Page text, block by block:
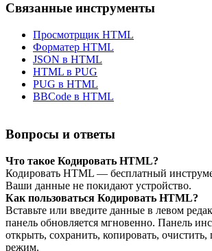
Связанные инструменты
Просмотрщик HTML
Форматер HTML
JSON в HTML
HTML в PUG
PUG в HTML
BBCode в HTML
Вопросы и ответы
Что такое Кодировать HTML?
Кодировать HTML — бесплатный
Ваши данные не покидают устройство.
Как пользоваться Кодировать HTML?
Вставьте или введите данные в левом
панель обновляется мгновенно. Панель
открыть, сохранить, копировать,
режим.